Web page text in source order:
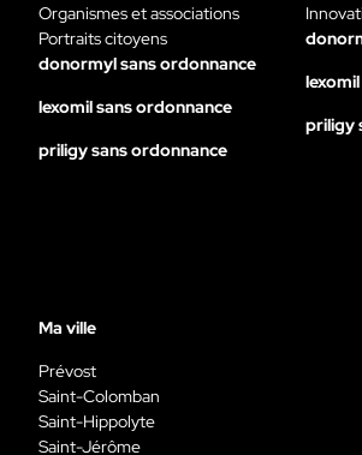
Organismes et associations
Portraits citoyens
donormyl sans ordonnance
lexomil sans ordonnance
priligy sans ordonnance
priligy
Ma ville
Prévost
Saint-Colomban
Saint-Hippolyte
Saint-Jérôme